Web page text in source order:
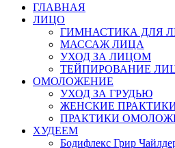
ГЛАВНАЯ
ЛИЦО
ГИМНАСТИКА ДЛЯ
МАССАЖ ЛИЦА
УХОД ЗА ЛИЦОМ
ТЕЙПИРОВАНИЕ
ОМОЛОЖЕНИЕ
УХОД ЗА ГРУДЬЮ
ЖЕНСКИЕ
ПРАКТИКИ
ХУДЕЕМ
Бодифлекс Грир